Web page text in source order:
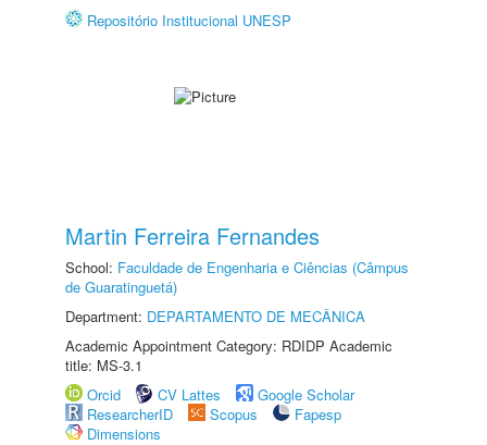
Repositório Institucional UNESP
Martin Ferreira Fernandes
School: Faculdade de Engenharia e Ciências (Câmpus
de Guaratinguetá)
Department: DEPARTAMENTO DE MECÂNICA
Academic Appointment Category: RDIDP Academic
title: MS-3.1
Orcid
CV Lattes
Google Scholar
ResearcherID
Scopus
Fapesp
Dimensions